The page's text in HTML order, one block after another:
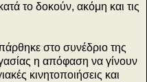
το δοκούν, ακόμη και τις
στο συνέδριο της
η απόφαση να γίνουν
κινητοποιήσεις και